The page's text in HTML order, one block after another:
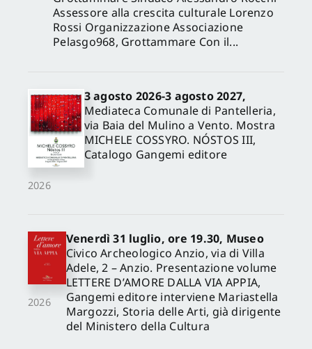
Assessore alla crescita culturale Lorenzo
Rossi Organizzazione Associazione
Pelasgo968, Grottammare Con il...
2026
3 agosto 2026-3 agosto 2027,
Mediateca Comunale di Pantelleria,
via Baia del Mulino a Vento. Mostra
MICHELE COSSYRO. NÓSTOS III,
Catalogo Gangemi editore
2026
Venerdì 31 luglio, ore 19.30, Museo
Civico Archeologico Anzio, via di Villa
Adele, 2 – Anzio. Presentazione volume
LETTERE D’AMORE DALLA VIA APPIA,
Gangemi editore interviene Mariastella
Margozzi, Storia delle Arti, già dirigente
del Ministero della Cultura